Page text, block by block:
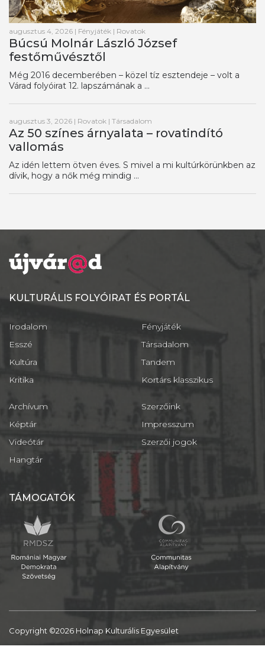
augusztus 4, 2026 | Fényjáték | Rovatok
Búcsú Molnár László József
festőművésztől
Még 2016 decemberében – közel tíz esztendeje – volt a
Várad folyóirat 12. lapszámának a ...
augusztus 3, 2026 | Rovatok | Társadalom
Az 50 színes árnyalata – rovatindító
vallomás
Az idén lettem ötven éves. S mivel a mi kultúrkörünkben az
dívik, hogy a nők még mindig ...
KULTURÁLIS FOLYÓIRAT ÉS PORTÁL
Irodalom
Esszé
Kultúra
Kritika
Fényjáték
Társadalom
Tandem
Kortárs klasszikus
Archívum
Képtár
Videótár
Hangtár
Szerzőink
Impresszum
Szerzői jogok
TÁMOGATÓK
Copyright ©2026 Holnap Kulturális Egyesület